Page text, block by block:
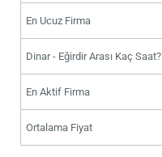
En Ucuz Firma
Dinar - Eğirdir Arası Kaç Saat?
En Aktif Firma
Ortalama Fiyat